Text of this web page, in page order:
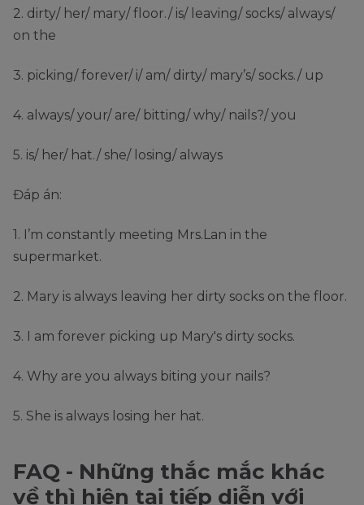
2. dirty/ her/ mary/ floor./ is/ leaving/ socks/ always/
on the
3. picking/ forever/ i/ am/ dirty/ mary’s/ socks./ up
4. always/ your/ are/ bitting/ why/ nails?/ you
5. is/ her/ hat./ she/ losing/ always
Đáp án:
1. I’m constantly meeting Mrs.Lan in the
supermarket.
2. Mary is always leaving her dirty socks on the floor.
3. I am forever picking up Mary's dirty socks.
4. Why are you always biting your nails?
5. She is always losing her hat.
FAQ - Những thắc mắc khác
về thì hiện tại tiếp diễn với